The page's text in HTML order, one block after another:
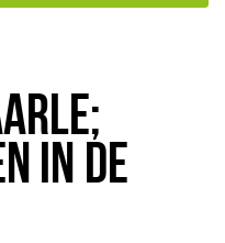
IN DE